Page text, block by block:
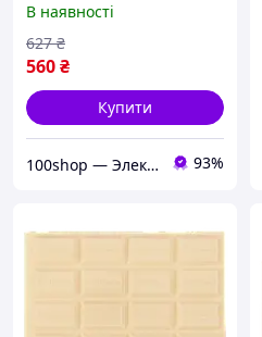
інтер'єру
В наявності
560₴
627 ₴
Купити
100shop — Электроника и расходники / маникюр и салоны красоты! 93%